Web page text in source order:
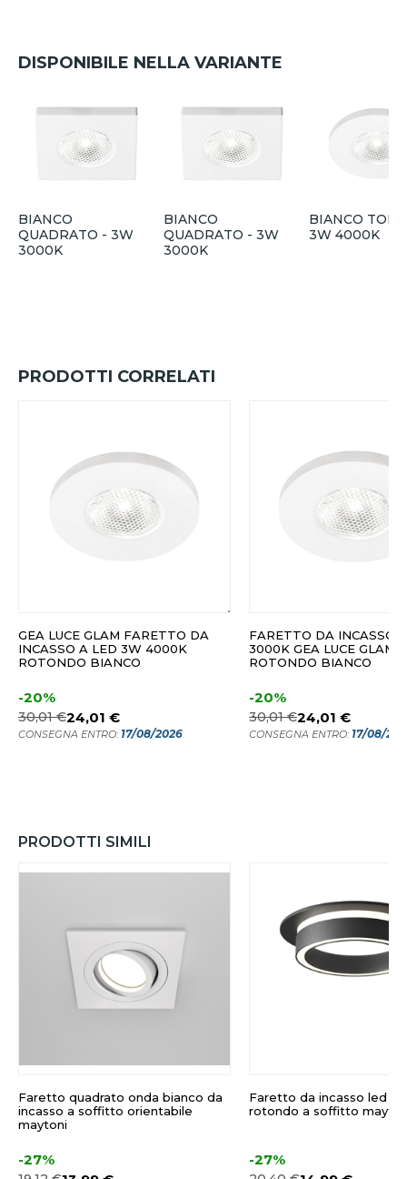
DISPONIBILE NELLA VARIANTE
BIANCO
QUADRATO - 3W
3000K
BIANCO
QUADRATO - 3W
3000K
BIANCO
3W 4000K
PRODOTTI CORRELATI
GEA LUCE GLAM FARETTO DA
INCASSO A LED 3W 4000K
ROTONDO BIANCO
-20%
30,01 €24,01 €
CONSEGNA ENTRO: 17/08/2026
FARETTO DA INCASSO
3000K GEA LUCE GLAM
ROTONDO BIANCO
-20%
30,01 €24,01 €
CONSEGNA ENTRO: 17/08/
PRODOTTI SIMILI
Faretto quadrato onda bianco da
incasso a soffitto orientabile
maytoni
-27%
Faretto da incasso led
rotondo a soffitto
-27%